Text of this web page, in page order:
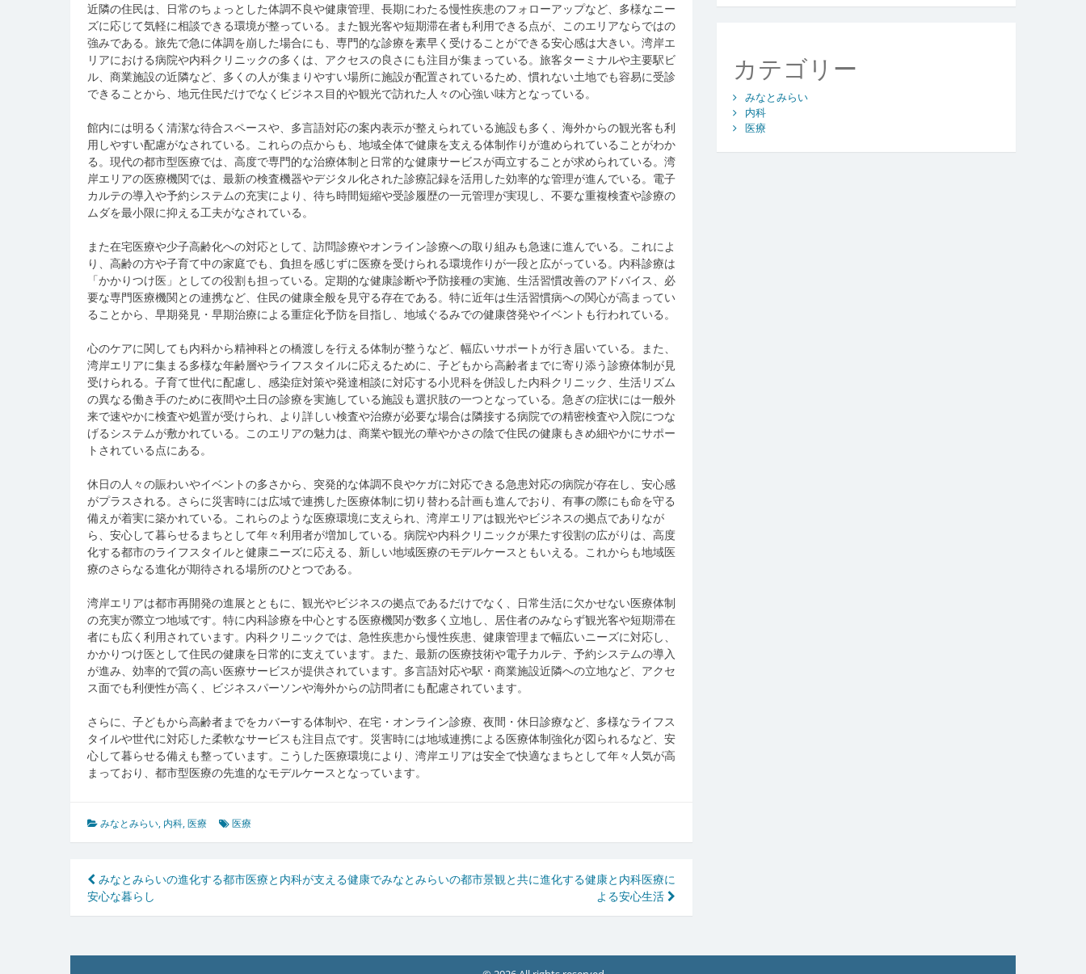
近隣の住民は、日常のちょっとした体調不良や健康管理、長期にわたる慢性疾患のフォローアップなど、多様なニー
ズに応じて気軽に相談できる環境が整っている。また観光客や短期滞在者も利用できる点が、このエリアならではの
強みである。旅先で急に体調を崩した場合にも、専門的な診療を素早く受けることができる安心感は大きい。湾岸エ
リアにおける病院や内科クリニックの多くは、アクセスの良さにも注目が集まっている。旅客ターミナルや主要駅ビ
ル、商業施設の近隣など、多くの人が集まりやすい場所に施設が配置されているため、慣れない土地でも容易に受診
できることから、地元住民だけでなくビジネス目的や観光で訪れた人々の心強い味方となっている。
館内には明るく清潔な待合スペースや、多言語対応の案内表示が整えられている施設も多く、海外からの観光客も利
用しやすい配慮がなされている。これらの点からも、地域全体で健康を支える体制作りが進められていることがわか
る。現代の都市型医療では、高度で専門的な治療体制と日常的な健康サービスが両立することが求められている。湾
岸エリアの医療機関では、最新の検査機器やデジタル化された診療記録を活用した効率的な管理が進んでいる。電子
カルテの導入や予約システムの充実により、待ち時間短縮や受診履歴の一元管理が実現し、不要な重複検査や診療の
ムダを最小限に抑える工夫がなされている。
また在宅医療や少子高齢化への対応として、訪問診療やオンライン診療への取り組みも急速に進んでいる。これによ
り、高齢の方や子育て中の家庭でも、負担を感じずに医療を受けられる環境作りが一段と広がっている。内科診療は
「かかりつけ医」としての役割も担っている。定期的な健康診断や予防接種の実施、生活習慣改善のアドバイス、必
要な専門医療機関との連携など、住民の健康全般を見守る存在である。特に近年は生活習慣病への関心が高まってい
ることから、早期発見・早期治療による重症化予防を目指し、地域ぐるみでの健康啓発やイベントも行われている。
心のケアに関しても内科から精神科との橋渡しを行える体制が整うなど、幅広いサポートが行き届いている。また、
湾岸エリアに集まる多様な年齢層やライフスタイルに応えるために、子どもから高齢者までに寄り添う診療体制が見
受けられる。子育て世代に配慮し、感染症対策や発達相談に対応する小児科を併設した内科クリニック、生活リズム
の異なる働き手のために夜間や土日の診療を実施している施設も選択肢の一つとなっている。急ぎの症状には一般外
来で速やかに検査や処置が受けられ、より詳しい検査や治療が必要な場合は隣接する病院での精密検査や入院につな
げるシステムが敷かれている。このエリアの魅力は、商業や観光の華やかさの陰で住民の健康もきめ細やかにサポー
トされている点にある。
休日の人々の賑わいやイベントの多さから、突発的な体調不良やケガに対応できる急患対応の病院が存在し、安心感
がプラスされる。さらに災害時には広域で連携した医療体制に切り替わる計画も進んでおり、有事の際にも命を守る
備えが着実に築かれている。これらのような医療環境に支えられ、湾岸エリアは観光やビジネスの拠点でありなが
ら、安心して暮らせるまちとして年々利用者が増加している。病院や内科クリニックが果たす役割の広がりは、高度
化する都市のライフスタイルと健康ニーズに応える、新しい地域医療のモデルケースともいえる。これからも地域医
療のさらなる進化が期待される場所のひとつである。
湾岸エリアは都市再開発の進展とともに、観光やビジネスの拠点であるだけでなく、日常生活に欠かせない医療体制
の充実が際立つ地域です。特に内科診療を中心とする医療機関が数多く立地し、居住者のみならず観光客や短期滞在
者にも広く利用されています。内科クリニックでは、急性疾患から慢性疾患、健康管理まで幅広いニーズに対応し、
かかりつけ医として住民の健康を日常的に支えています。また、最新の医療技術や電子カルテ、予約システムの導入
が進み、効率的で質の高い医療サービスが提供されています。多言語対応や駅・商業施設近隣への立地など、アクセ
ス面でも利便性が高く、ビジネスパーソンや海外からの訪問者にも配慮されています。
さらに、子どもから高齢者までをカバーする体制や、在宅・オンライン診療、夜間・休日診療など、多様なライフス
タイルや世代に対応した柔軟なサービスも注目点です。災害時には地域連携による医療体制強化が図られるなど、安
心して暮らせる備えも整っています。こうした医療環境により、湾岸エリアは安全で快適なまちとして年々人気が高
まっており、都市型医療の先進的なモデルケースとなっています。
みなとみらい, 内科,医療 医療
投
稿
ビ
みなとみらいの進化する都市医療と内科が支える健康で
安心な暮らし
みなとみらいの都市景観と共に進化する健康と内科医療に
よる安心生活
カテゴリー
みなとみらい
内科
医療